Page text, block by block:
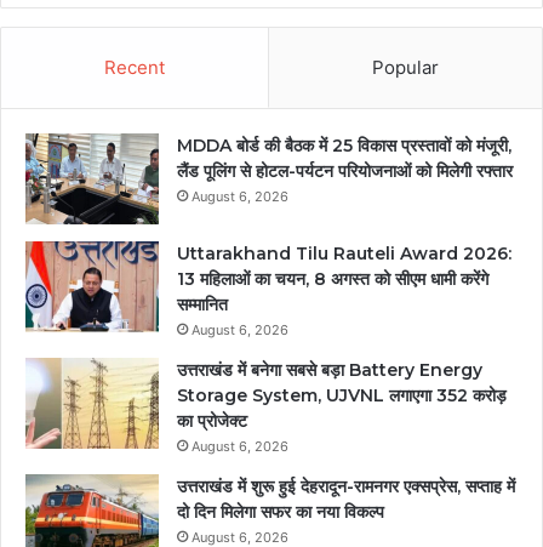
Recent Popular
MDDA बोर्ड की बैठक में 25 विकास प्रस्तावों को मंजूरी,
लैंड पूलिंग से होटल-पर्यटन परियोजनाओं को मिलेगी रफ्तार
August 6, 2026
Uttarakhand Tilu Rauteli Award 2026:
13 महिलाओं का चयन, 8 अगस्त को सीएम धामी करेंगे
सम्मानित
August 6, 2026
उत्तराखंड में बनेगा सबसे बड़ा Battery Energy
Storage System, UJVNL लगाएगा 352 करोड़
का प्रोजेक्ट
August 6, 2026
उत्तराखंड में शुरू हुई देहरादून-रामनगर एक्सप्रेस, सप्ताह में
दो दिन मिलेगा सफर का नया विकल्प
August 6, 2026